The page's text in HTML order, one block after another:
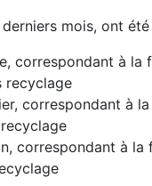
derniers mois, ont
correspondant à
recyclage
correspondant à
correspondant à la